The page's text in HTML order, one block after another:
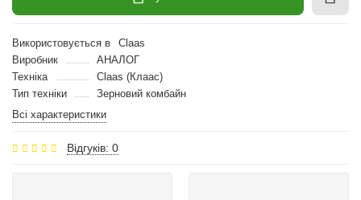
Використовується в
Claas
Виробник
АНАЛОГ
Техніка
Claas (Клаас)
Тип техніки
Зерновий комбайн
Всі характеристики
Відгуків: 0